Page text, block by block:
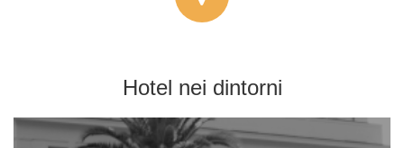
Hotel nei dintorni